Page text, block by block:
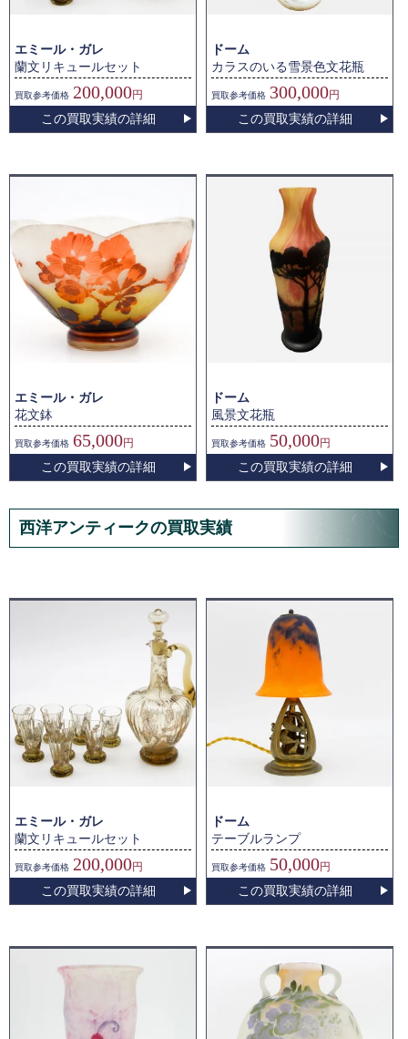
エミール・ガレ
蘭文リキュールセット
買取参考価格 200,000円
この買取実績の詳細
ドーム
カラスのいる雪景色文花瓶
買取参考価格 300,000円
この買取実績の詳細
エミール・ガレ
花文鉢
買取参考価格 65,000円
この買取実績の詳細
ドーム
風景文花瓶
買取参考価格 50,000円
この買取実績の詳細
西洋アンティークの買取実績
エミール・ガレ
蘭文リキュールセット
買取参考価格 200,000円
この買取実績の詳細
ドーム
テーブルランプ
買取参考価格 50,000円
この買取実績の詳細